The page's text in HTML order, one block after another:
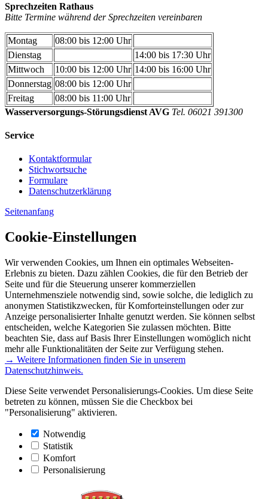
Sprechzeiten Rathaus
Bitte Termine während der Sprechzeiten vereinbaren
Montag
08:00 bis 12:00 Uhr
Dienstag
14:00 bis 17:30 Uhr
Mittwoch
10:00 bis 12:00 Uhr 14:00 bis 16:00 Uhr
Donnerstag 08:00 bis 12:00 Uhr
Freitag
08:00 bis 11:00 Uhr
Wasserversorgungs-Störungsdienst AVG Tel. 06021 391300
Service
Kontaktformular
Stichwortsuche
Formulare
Datenschutzerklärung
Seitenanfang
Cookie-Einstellungen
Wir verwenden Cookies, um Ihnen ein optimales Webseiten-
Erlebnis zu bieten. Dazu zählen Cookies, die für den Betrieb der
Seite und für die Steuerung unserer kommerziellen
Unternehmensziele notwendig sind, sowie solche, die lediglich zu
anonymen Statistikzwecken, für Komforteinstellungen oder zur
Anzeige personalisierter Inhalte genutzt werden. Sie können selbst
entscheiden, welche Kategorien Sie zulassen möchten. Bitte
beachten Sie, dass auf Basis Ihrer Einstellungen womöglich nicht
mehr alle Funktionalitäten der Seite zur Verfügung stehen.
→ Weitere Informationen finden Sie in unserem
Datenschutzhinweis.
Diese Seite verwendet Personalisierungs-Cookies. Um diese Seite
betreten zu können, müssen Sie die Checkbox bei
"Personalisierung" aktivieren.
Notwendig
Statistik
Komfort
Personalisierung